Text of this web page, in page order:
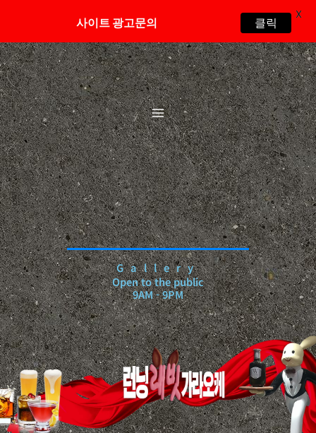
콘
텐
츠
로
건
너
뛰
기
Gallery
Open to the public
9AM - 9PM
사이트 광고문의 클릭 X